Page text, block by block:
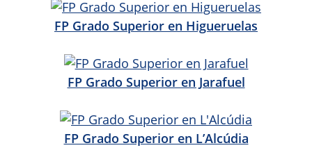
FP Grado Superior en Higueruelas
FP Grado Superior en Jarafuel
FP Grado Superior en L’Alcúdia